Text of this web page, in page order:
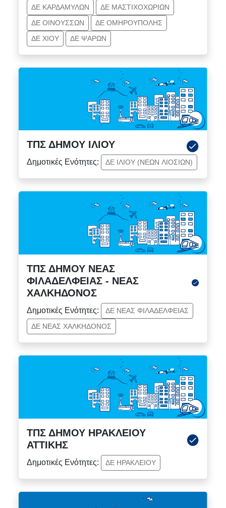
ΔΕ ΚΑΡΔΑΜΥΛΩΝ
ΔΕ ΜΑΣΤΙΧΟΧΩΡΙΩΝ
ΔΕ ΟΙΝΟΥΣΣΩΝ
ΔΕ ΟΜΗΡΟΥΠΟΛΗΣ
ΔΕ ΧΙΟΥ
ΔΕ ΨΑΡΩΝ
ΤΠΣ ΔΗΜΟΥ ΙΛΙΟΥ
Δημοτικές Ενότητες: ΔΕ ΙΛΙΟΥ (ΝΕΩΝ ΛΙΟΣΙΩΝ)
ΤΠΣ ΔΗΜΟΥ ΝΕΑΣ
ΦΙΛΑΔΕΛΦΕΙΑΣ - ΝΕΑΣ
ΧΑΛΚΗΔΟΝΟΣ
Δημοτικές Ενότητες:
ΔΕ ΝΕΑΣ ΦΙΛΑΔΕΛΦΕΙΑΣ
ΔΕ ΝΕΑΣ ΧΑΛΚΗΔΟΝΟΣ
ΤΠΣ ΔΗΜΟΥ ΗΡΑΚΛΕΙΟΥ
ΑΤΤΙΚΗΣ
Δημοτικές Ενότητες: ΔΕ ΗΡΑΚΛΕΙΟΥ